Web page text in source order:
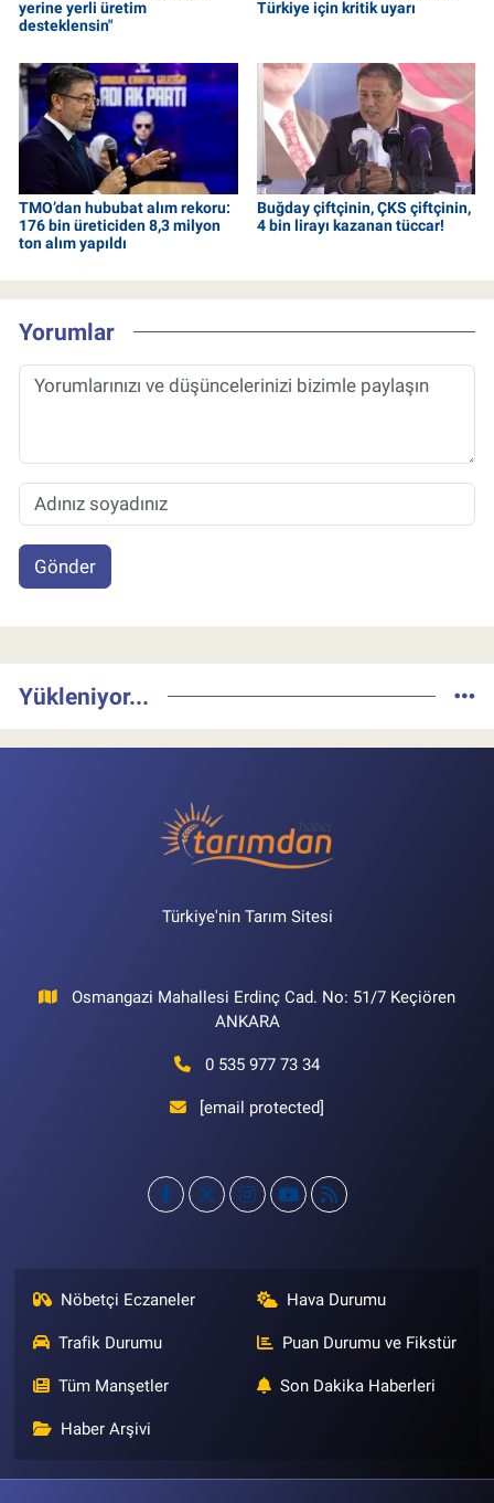
yerine yerli üretim
desteklensin"
Türkiye için kritik uyarı
TMO’dan hububat alım rekoru:
176 bin üreticiden 8,3 milyon
ton alım yapıldı
Buğday çiftçinin, ÇKS çiftçinin,
4 bin lirayı kazanan tüccar!
Yorumlar
Gönder
Yükleniyor...
Türkiye'nin Tarım Sitesi
Osmangazi Mahallesi Erdinç Cad. No: 51/7 Keçiören
ANKARA
0 535 977 73 34
[email protected]
Nöbetçi Eczaneler Hava Durumu
Trafik Durumu Puan Durumu ve Fikstür
Tüm Manşetler Son Dakika Haberleri
Haber Arşivi